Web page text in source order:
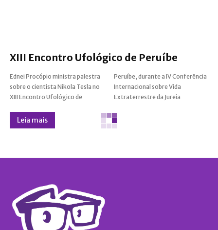
XIII Encontro Ufológico de Peruíbe
Ednei Procópio ministra palestra
sobre o cientista Nikola Tesla no
XIII Encontro Ufológico de
Peruíbe, durante a IV Conferência
Internacional sobre Vida
Extraterrestre da Jureia
Leia mais